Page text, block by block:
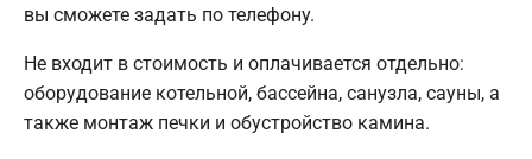
вы сможете задать по телефону.
Не входит в стоимость и оплачивается отдельно:
оборудование котельной, бассейна, санузла, сауны, а
также монтаж печки и обустройство камина.